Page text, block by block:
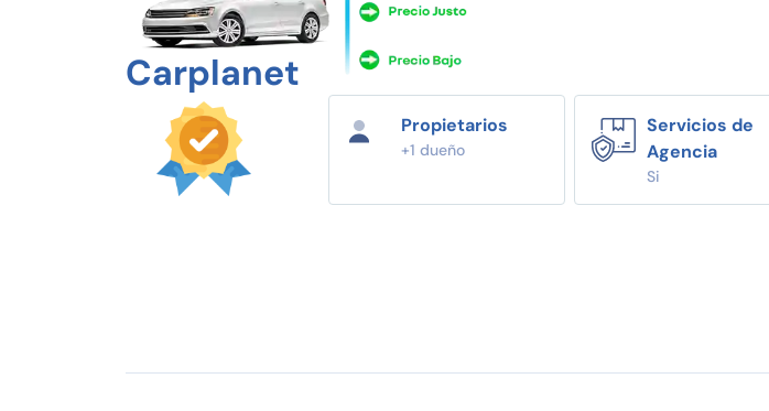
Carplanet
Propietarios
+1 dueño
Servicios de
Agencia
Si